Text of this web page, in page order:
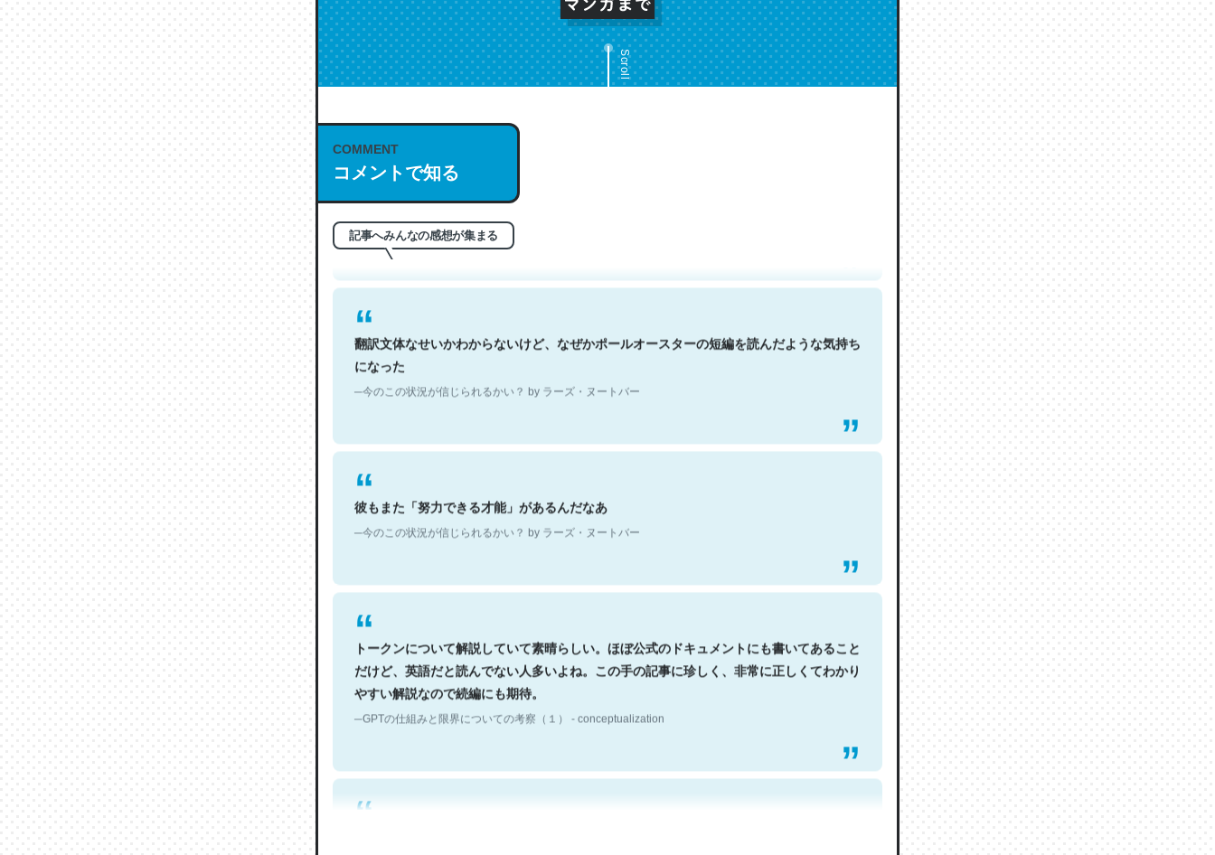
Scroll
COMMENT
コメントで知る
記事へみんなの感想が集まる
これは名文。彼はとてもクレバーなんだろうなと凄く思う。英語少しでも読める人は原文
もお勧め。自分はこの流れ好き。Let’s Fucking Go. Then Covid hit. Shit.
翻訳文体なせいかわからないけど、なぜかポールオースターの短編を読んだような気持ち
になった
─今のこの状況が信じられるかい？ by ラーズ・ヌートバー
彼もまた「努力できる才能」があるんだなあ
─今のこの状況が信じられるかい？ by ラーズ・ヌートバー
トークンについて解説していて素晴らしい。ほぼ公式のドキュメントにも書いてあること
だけど、英語だと読んでない人多いよね。この手の記事に珍しく、非常に正しくてわかり
やすい解説なので続編にも期待。
─GPTの仕組みと限界についての考察（１） - conceptualization